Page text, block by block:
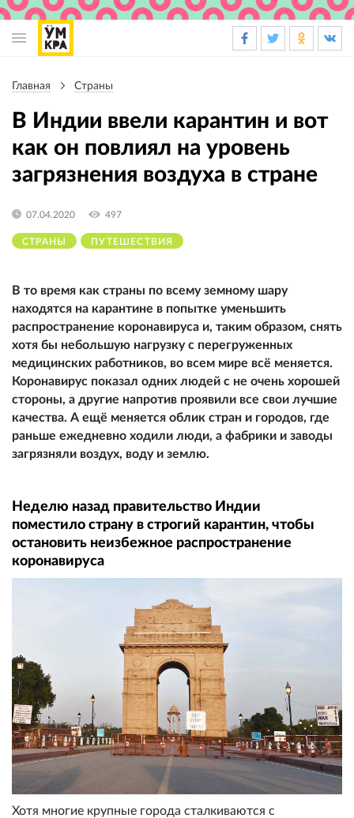
навигации
Главная Страны
В Индии ввели карантин и вот
как он повлиял на уровень
загрязнения воздуха в стране
СТРАНЫ ПУТЕШЕСТВИЯ
07.04.2020 497
В то время как страны по всему земному шару
находятся на карантине в попытке уменьшить
распространение коронавируса и, таким образом, снять
хотя бы небольшую нагрузку с перегруженных
медицинских работников, во всем мире всё меняется.
Коронавирус показал одних людей с не очень хорошей
стороны, а другие напротив проявили все свои лучшие
качества. А ещё меняется облик стран и городов, где
раньше ежедневно ходили люди, а фабрики и заводы
загрязняли воздух, воду и землю.
Неделю назад правительство Индии
поместило страну в строгий карантин, чтобы
остановить неизбежное распространение
коронавируса
Хотя многие крупные города сталкиваются с